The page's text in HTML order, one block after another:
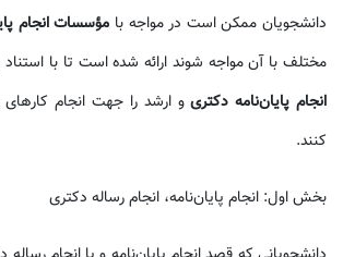
دانشجویان ممکن است در مواجه با مؤسسات انجام
مختلف با آن مواجه شوند ارائه شده است تا با
انجام پایان‌نامه دکتریو ارشد را جهت انجام
کنند.
بخش اول: انجام پایان‌نامه، انجام رساله دکتری